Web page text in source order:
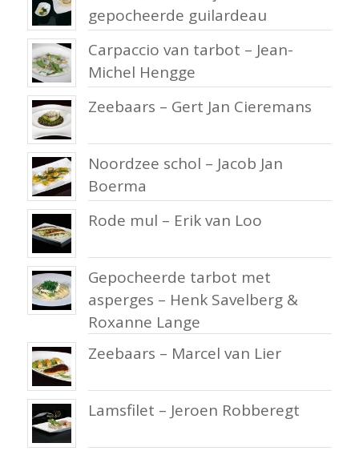
gepocheerde guilardeau
Carpaccio van tarbot – Jean-
Michel Hengge
Zeebaars – Gert Jan Cieremans
Noordzee schol – Jacob Jan
Boerma
Rode mul – Erik van Loo
Gepocheerde tarbot met
asperges – Henk Savelberg &
Roxanne Lange
Zeebaars – Marcel van Lier
Lamsfilet – Jeroen Robberegt